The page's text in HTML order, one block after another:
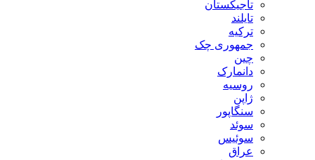
تاجیکستان
تایلند
ترکیه
جمهوری چک
چین
دانمارک
روسیه
ژاپن
سنگاپور
سوئد
سوئیس
عراق